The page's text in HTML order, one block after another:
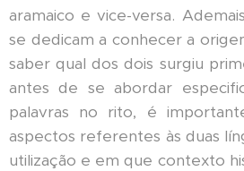
aramaico e vice-versa.
se dedicam a conhecer a
saber qual dos dois surgiu
antes de se abordar
palavras no rito, é
aspectos referentes às duas
utilização e em que contexto